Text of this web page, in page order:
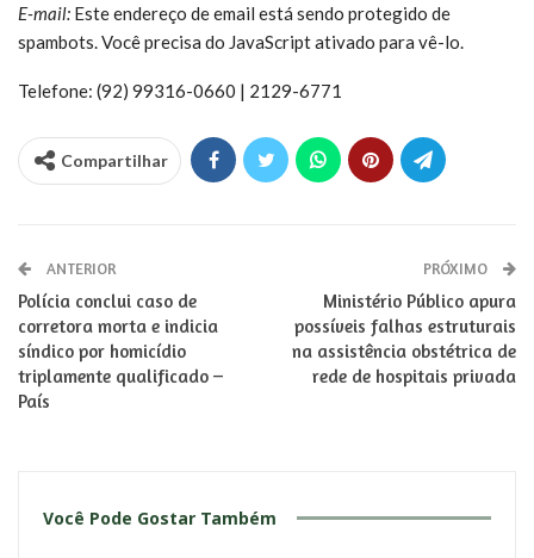
E-mail: Este endereço de email está sendo protegido de
spambots. Você precisa do JavaScript ativado para vê-lo.
Telefone: (92) 99316-0660 | 2129-6771
Compartilhar
ANTERIOR
Polícia conclui caso de
corretora morta e indicia
síndico por homicídio
triplamente qualificado –
País
PRÓXIMO
Ministério Público apura
possíveis falhas estruturais
na assistência obstétrica de
rede de hospitais privada
Você Pode Gostar Também